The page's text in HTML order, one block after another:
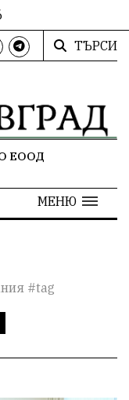
ТЪРСИ
ЕООД
МЕНЮ
#tag